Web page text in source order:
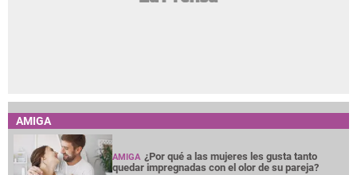
AMIGA
AMIGA ¿Por qué a las mujeres les gusta tanto
quedar impregnadas con el olor de su pareja?